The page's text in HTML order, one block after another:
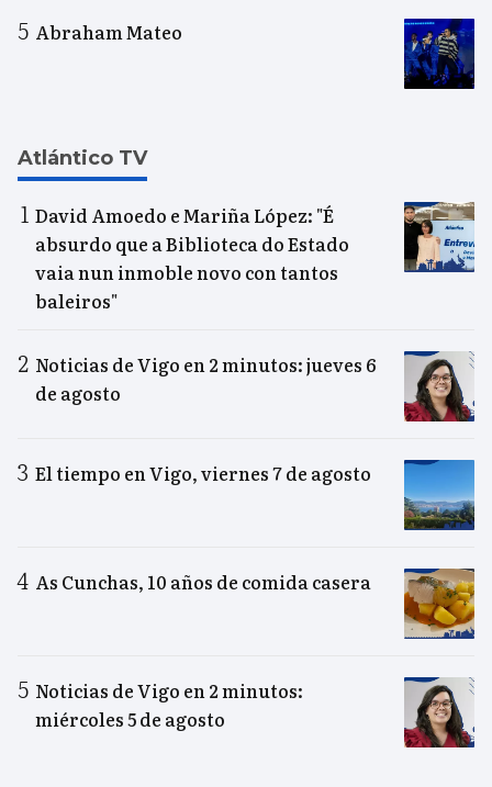
Abraham Mateo
Atlántico TV
David Amoedo e Mariña López: "É
absurdo que a Biblioteca do Estado
vaia nun inmoble novo con tantos
baleiros"
Noticias de Vigo en 2 minutos: jueves 6
de agosto
El tiempo en Vigo, viernes 7 de agosto
As Cunchas, 10 años de comida casera
Noticias de Vigo en 2 minutos:
miércoles 5 de agosto